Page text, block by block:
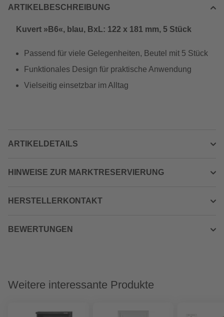
ARTIKELBESCHREIBUNG
Kuvert »B6«, blau, BxL: 122 x 181 mm, 5 Stück
Passend für viele Gelegenheiten, Beutel mit 5 Stück
Funktionales Design für praktische Anwendung
Vielseitig einsetzbar im Alltag
ARTIKELDETAILS
HINWEISE ZUR MARKTRESERVIERUNG
HERSTELLERKONTAKT
BEWERTUNGEN
Weitere interessante Produkte